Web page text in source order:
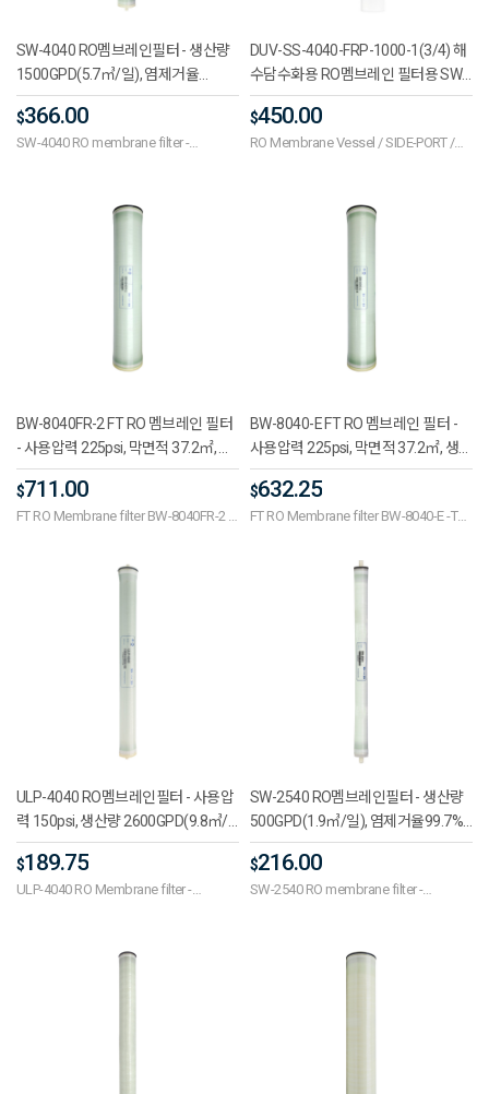
SW-4040 RO멤브레인필터 - 생산량
1500GPD(5.7㎥/일), 염제거율
99.75%, 작동압력800psi(5.5MPa),
PH7.5~8.0, 해수담수화용
$366.00
SW-4040 RO membrane filter -
800psi(5.5MPa), PH7.5 to 8.0, seawater
DUV-SS-4040-FRP-1000-1(3/4) 해
수담수화용 RO멤브레인 필터용 SW-
4040 하우징 FRP 베셀 4040-1000-1
/ 1000PSI 직경40 길이40 사이드포
트 1단 1-3/4
$450.00
RO Membrane Vessel / SIDE-PORT /
BW-8040FR-2 FT RO 멤브레인 필터
- 사용압력 225psi, 막면적 37.2㎡, 생
산량 10500GPD(39.7㎥/일), 염제거
율 99.7%, 사용온도 25℃, 원수 TDS
2000ppm, PH값 7.5~8, 회수율 15%
$711.00
FT RO Membrane filter BW-8040FR-2 -
GPD (39.7㎥/day), salt removal rate
BW-8040-E FT RO 멤브레인 필터 -
사용압력 225psi, 막면적 37.2㎡, 생산
량 10500GPD(39.7㎥/일), 염제거율
99.5%, 사용온도 25℃, 원수 TDS
2000ppm, PH값 7.5~8, 회수율 15%
$632.25
FT RO Membrane filter BW-8040-E -The
membrane area 372㎡, production
capacity 10500GPD (39.7㎥/day) and
ULP-4040 RO멤브레인필터 - 사용압
력 150psi, 생산량 2600GPD(9.8㎥/
일), 염제거율99.35%, 길이 40인치
$189.75
ULP-4040 RO Membrane filter -
SW-2540 RO멤브레인필터 - 생산량
500GPD(1.9㎥/일), 염제거율99.7%,
작동압력800psi(5.5MPa),
PH7.5~8.0, 해수담수화용
$216.00
SW-2540 RO membrane filter -
MPa), PH7.5 to 8.0, seawater